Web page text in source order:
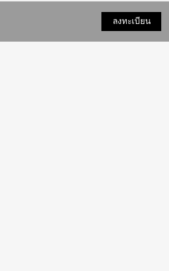
ลงทะเบียน